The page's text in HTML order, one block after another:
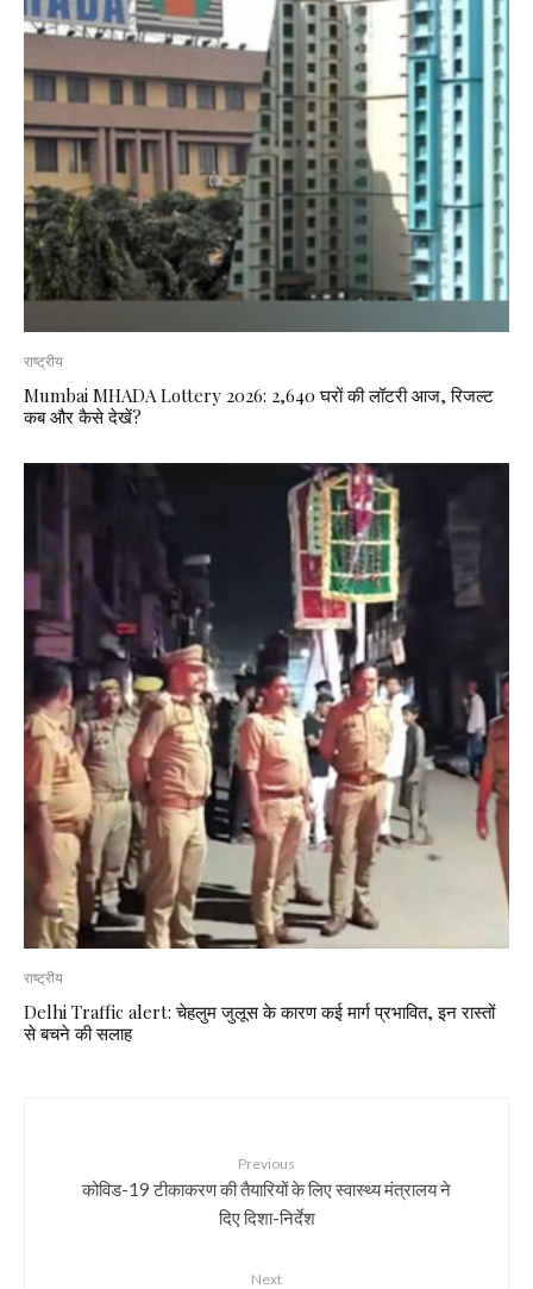
राष्ट्रीय
Mumbai MHADA Lottery 2026: 2,640 घरों की लॉटरी आज, रिजल्ट
कब और कैसे देखें?
राष्ट्रीय
Delhi Traffic alert: चेहलुम जुलूस के कारण कई मार्ग प्रभावित, इन रास्तों
से बचने की सलाह
Previous
कोविड-19 टीकाकरण की तैयारियों के लिए स्वास्थ्य मंत्रालय ने
दिए दिशा-निर्देश
Next